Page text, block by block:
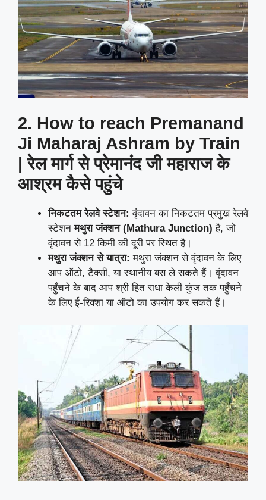
2. How to reach Premanand
Ji Maharaj Ashram by Train
| रेल मार्ग से प्रेमानंद जी महाराज के
आश्रम कैसे पहुंचे
निकटतम रेलवे स्टेशन: वृंदावन का निकटतम प्रमुख रेलवे
स्टेशनमथुरा जंक्शन (Mathura Junction) है, जो
वृंदावन से 12 किमी की दूरी पर स्थित है।
मथुरा जंक्शन से यात्रा: मथुरा जंक्शन से वृंदावन के लिए
आप ऑटो, टैक्सी, या स्थानीय बस ले सकते हैं। वृंदावन
पहुँचने के बाद आप श्री हित राधा केली कुंज तक पहुँचने
के लिए ई-रिक्शा या ऑटो का उपयोग कर सकते हैं।